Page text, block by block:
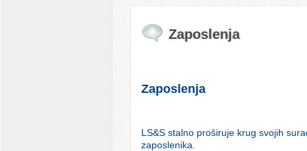
Zaposlenja
Zaposlenja
LS&S stalno proširuje krug svojih
zaposlenika.